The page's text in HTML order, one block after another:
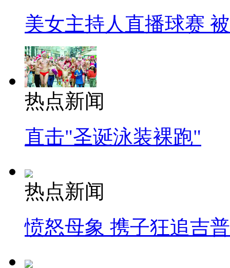
美女主持人直播球赛
热点新闻
直击"圣诞泳装裸跑"
热点新闻
愤怒母象 携子狂追吉